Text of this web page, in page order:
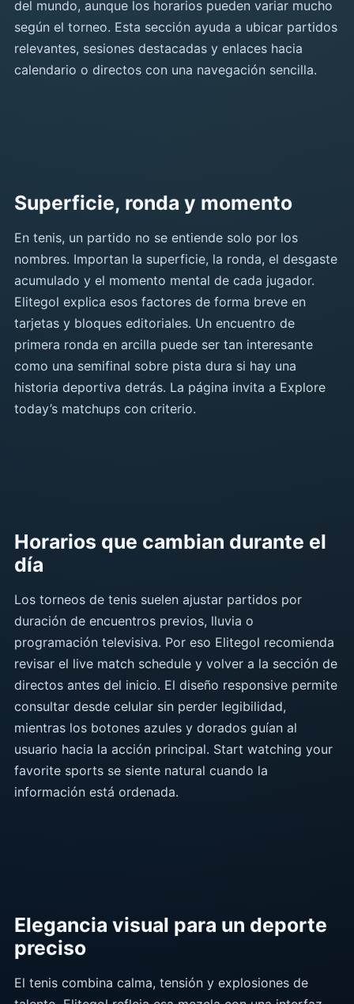
del mundo, aunque los horarios pueden variar mucho
según el torneo. Esta sección ayuda a ubicar partidos
relevantes, sesiones destacadas y enlaces hacia
calendario o directos con una navegación sencilla.
Superficie, ronda y momento
En tenis, un partido no se entiende solo por los
nombres. Importan la superficie, la ronda, el desgaste
acumulado y el momento mental de cada jugador.
Elitegol explica esos factores de forma breve en
tarjetas y bloques editoriales. Un encuentro de
primera ronda en arcilla puede ser tan interesante
como una semifinal sobre pista dura si hay una
historia deportiva detrás. La página invita a Explore
today’s matchups con criterio.
Horarios que cambian durante el
día
Los torneos de tenis suelen ajustar partidos por
duración de encuentros previos, lluvia o
programación televisiva. Por eso Elitegol recomienda
revisar el live match schedule y volver a la sección de
directos antes del inicio. El diseño responsive permite
consultar desde celular sin perder legibilidad,
mientras los botones azules y dorados guían al
usuario hacia la acción principal. Start watching your
favorite sports se siente natural cuando la
información está ordenada.
Elegancia visual para un deporte
preciso
El tenis combina calma, tensión y explosiones de